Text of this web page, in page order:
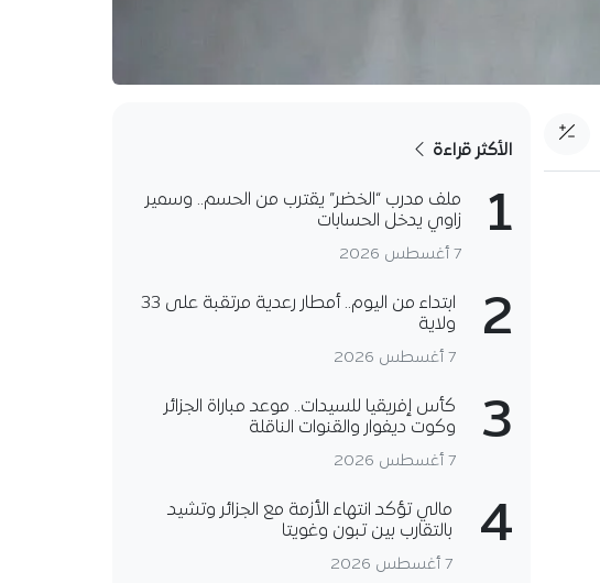
الأكثر قراءة
1
ملف مدرب “الخضر” يقترب من الحسم.. وسمير
زاوي يدخل الحسابات
7 أغسطس 2026
2
ابتداء من اليوم.. أمطار رعدية مرتقبة على 33
ولاية
7 أغسطس 2026
3
كأس إفريقيا للسيدات.. موعد مباراة الجزائر
وكوت ديفوار والقنوات الناقلة
7 أغسطس 2026
4
مالي تؤكد انتهاء الأزمة مع الجزائر وتشيد
بالتقارب بين تبون وغويتا
7 أغسطس 2026